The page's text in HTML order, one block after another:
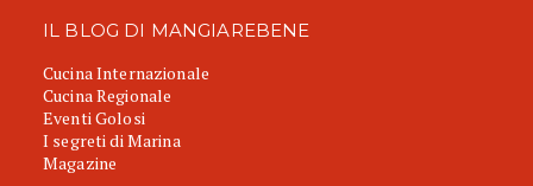
IL BLOG DI MANGIAREBENE
Cucina Internazionale
Cucina Regionale
Eventi Golosi
I segreti di Marina
Magazine